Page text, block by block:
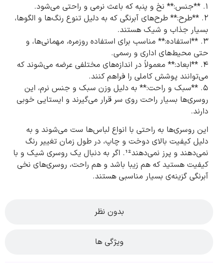
بدون نظر
ویژگی ها
1. **جنس:** نخ و پنبه که باعث نرمی و راحتی می‌شود.
2. **طرح:** طرح‌های آبرنگی که به دلیل تنوع رنگ‌ها و الگوها،
بسیار جذاب و شیک هستند.
3. **استفاده:** مناسب برای استفاده روزمره، مهمانی‌ها، و
حتی محیط‌های اداری و رسمی.
4. **ابعاد:** معمولاً در اندازه‌های مختلفی عرضه می‌شوند که
می‌توانند پوشش کاملی را فراهم کنند.
5. **سبک و راحت:** به دلیل وزن سبک و جنس نرم، این
روسری‌ها بسیار راحت روی سر قرار می‌گیرند و ایستایی خوبی
دارند.
این روسری‌ها به راحتی با انواع لباس‌ها ست می‌شوند و به
دلیل کیفیت بالای دوخت و چاپ، در طول زمان تغییر رنگ
نمی‌دهند و پرز نمی‌دهند¹². اگر به دنبال یک روسری شیک و با
کیفیت هستید که هم زیبا باشد و هم راحت، روسری‌های نخی
آبرنگی گزینه‌ی بسیار مناسبی هستند.